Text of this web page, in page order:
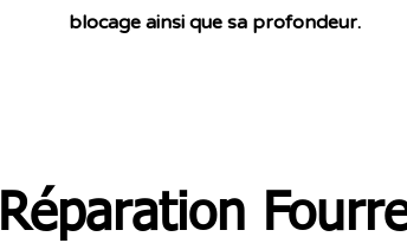
blocage ainsi que sa profondeur.
Réparation